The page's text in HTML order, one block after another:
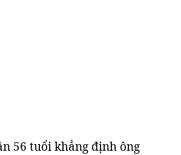
56 tuổi khẳng định ông